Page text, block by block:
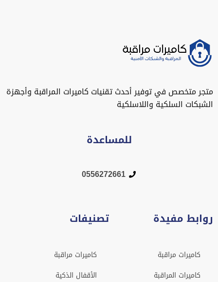
متجر متخصص في توفير أحدث تقنيات كاميرات المراقبة وأجهزة
الشبكات السلكية واللاسلكية
للمساعدة
0556272661
روابط مفيدة
كاميرات مراقبة
كاميرات المراقبة
تصنيفات
كاميرات مراقبة
الأقفال الذكية